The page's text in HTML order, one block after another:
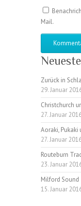
Mail.
Zurück in
29. Januar
Christchurch
27. Januar
Aoraki, Pukaki
27. Januar
Routeburn
23. Januar
Milford Sound
15. Januar